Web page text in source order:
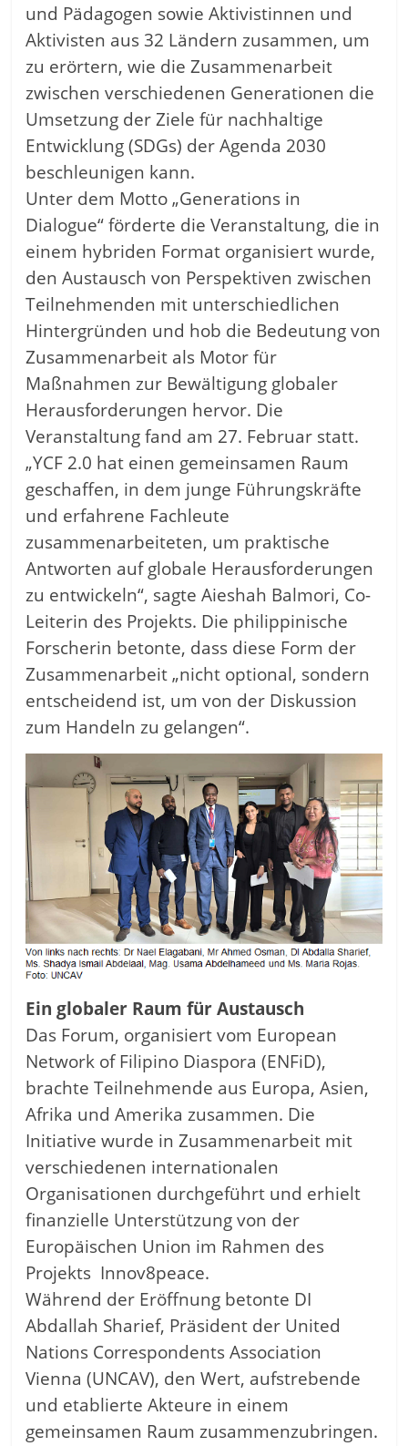
und Pädagogen sowie Aktivistinnen und
Aktivisten aus 32 Ländern zusammen, um
zu erörtern, wie die Zusammenarbeit
zwischen verschiedenen Generationen die
Umsetzung der Ziele für nachhaltige
Entwicklung (SDGs) der Agenda 2030
beschleunigen kann.
Unter dem Motto „Generations in
Dialogue“ förderte die Veranstaltung, die in
einem hybriden Format organisiert wurde,
den Austausch von Perspektiven zwischen
Teilnehmenden mit unterschiedlichen
Hintergründen und hob die Bedeutung von
Zusammenarbeit als Motor für
Maßnahmen zur Bewältigung globaler
Herausforderungen hervor. Die
Veranstaltung fand am 27. Februar statt.
„YCF 2.0 hat einen gemeinsamen Raum
geschaffen, in dem junge Führungskräfte
und erfahrene Fachleute
zusammenarbeiteten, um praktische
Antworten auf globale Herausforderungen
zu entwickeln“, sagte Aieshah Balmori, Co-
Leiterin des Projekts. Die philippinische
Forscherin betonte, dass diese Form der
Zusammenarbeit „nicht optional, sondern
entscheidend ist, um von der Diskussion
zum Handeln zu gelangen“.
Ein globaler Raum für Austausch
Das Forum, organisiert vom European
Network of Filipino Diaspora (ENFiD),
brachte Teilnehmende aus Europa, Asien,
Afrika und Amerika zusammen. Die
Initiative wurde in Zusammenarbeit mit
verschiedenen internationalen
Organisationen durchgeführt und erhielt
finanzielle Unterstützung von der
Europäischen Union im Rahmen des
Projekts Innov8peace.
Während der Eröffnung betonte DI
Abdallah Sharief, Präsident der United
Nations Correspondents Association
Vienna (UNCAV), den Wert, aufstrebende
und etablierte Akteure in einem
gemeinsamen Raum zusammenzubringen.